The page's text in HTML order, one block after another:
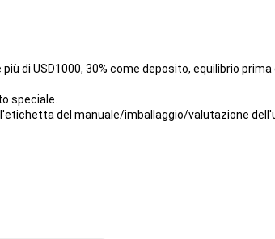
di USD1000, 30% come deposito, equilibrio prima
speciale.
del manuale/imballaggio/valutazione